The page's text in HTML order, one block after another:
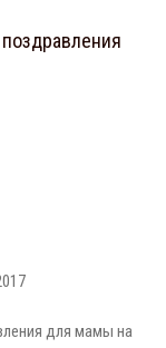
для мамы на